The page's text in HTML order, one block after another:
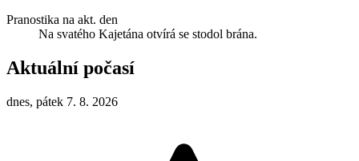
Pranostika na akt. den
Na svatého Kajetána otvírá se stodol brána.
Aktuální počasí
dnes, pátek 7. 8. 2026